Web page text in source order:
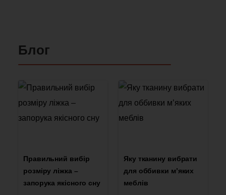
Блог
Правильний вибір
розміру ліжка –
запорука якісного сну
Яку тканину вибрати
для оббивки м’яких
меблів